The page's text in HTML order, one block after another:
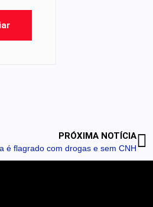
PRÓXIMA NOTÍCIA
é flagrado com drogas e sem CNH